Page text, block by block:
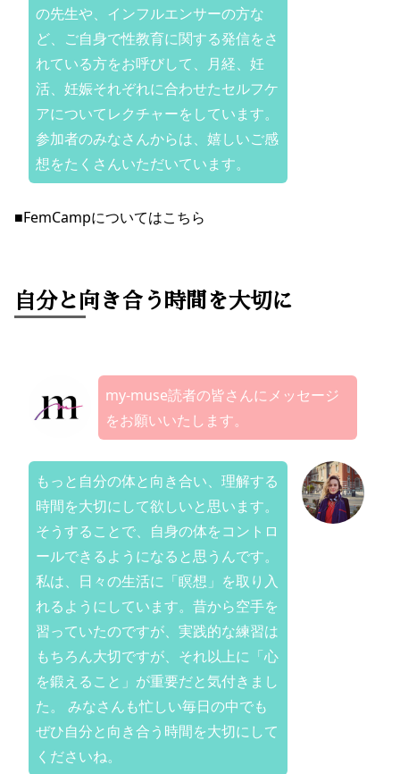
の先生や、インフルエンサーの方な
ど、ご自身で性教育に関する発信をさ
れている方をお呼びして、月経、妊
活、妊娠それぞれに合わせたセルフケ
アについてレクチャーをしています。
参加者のみなさんからは、嬉しいご感
想をたくさんいただいています。
■FemCampについてはこちら
自分と向き合う時間を大切に
my-muse読者の皆さんにメッセージ
をお願いいたします。
もっと自分の体と向き合い、理解する
時間を大切にして欲しいと思います。
そうすることで、自身の体をコントロ
ールできるようになると思うんです。
私は、日々の生活に「瞑想」を取り入
れるようにしています。昔から空手を
習っていたのですが、実践的な練習は
もちろん大切ですが、それ以上に「心
を鍛えること」が重要だと気付きまし
た。 みなさんも忙しい毎日の中でも
ぜひ自分と向き合う時間を大切にして
くださいね。